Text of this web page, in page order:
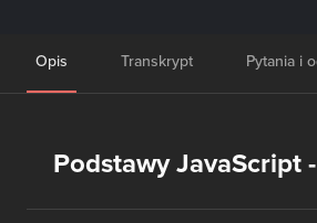
Opis Transkrypt Pytania i
Podstawy JavaScript